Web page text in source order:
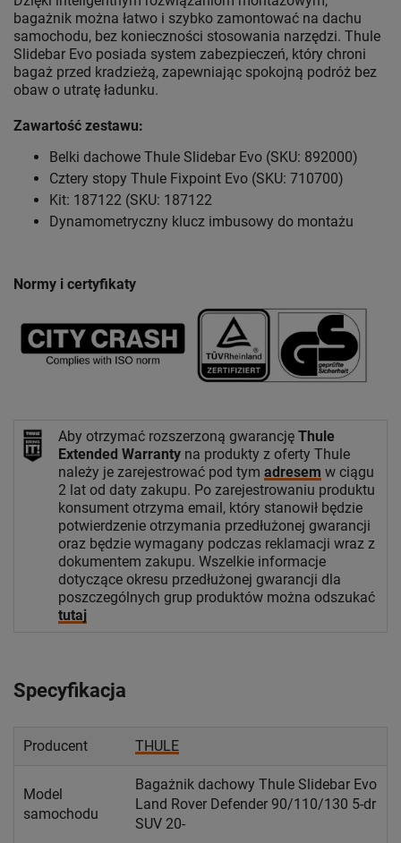
bagażnik można łatwo i szybko zamontować na dachu
samochodu, bez konieczności stosowania narzędzi. Thule
Slidebar Evo posiada system zabezpieczeń, który chroni
bagaż przed kradzieżą, zapewniając spokojną podróż bez
obaw o utratę ładunku.
Zawartość zestawu:
Belki dachowe Thule Slidebar Evo (SKU: 892000)
Cztery stopy Thule Fixpoint Evo (SKU: 710700)
Kit: 187122 (SKU: 187122
Dynamometryczny klucz imbusowy do montażu
Normy i certyfikaty
Aby otrzymać rozszerzoną gwarancję Thule
Extended Warranty na produkty z oferty Thule
należy je zarejestrować pod tym adresem w ciągu
2 lat od daty zakupu. Po zarejestrowaniu produktu
konsument otrzyma email, który stanowił będzie
potwierdzenie otrzymania przedłużonej gwarancji
oraz będzie wymagany podczas reklamacji wraz z
dokumentem zakupu. Wszelkie informacje
dotyczące okresu przedłużonej gwarancji dla
poszczególnych grup produktów można odszukać
tutaj
Specyfikacja
Producent THULE
Model
samochodu
Bagażnik dachowy Thule Slidebar Evo
Land Rover Defender 90/110/130 5-dr
SUV 20-